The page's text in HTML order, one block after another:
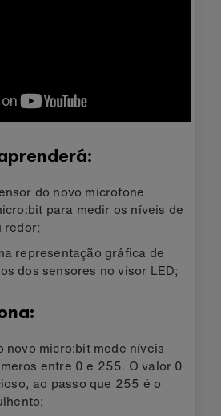
do novo microfone
para medir os níveis de
redor;
representação gráfica de
dos sensores no visor LED;
novo micro:bit mede níveis
entre 0 e 255. O valor 0
ao passo que 255 é o